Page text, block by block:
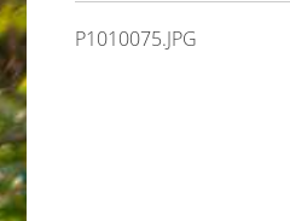
P1010075.JPG